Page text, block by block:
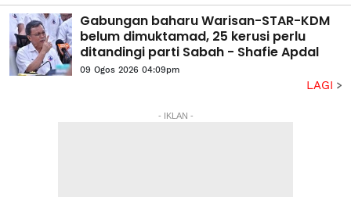
Gabungan baharu Warisan-STAR-KDM
belum dimuktamad, 25 kerusi perlu
ditandingi parti Sabah - Shafie Apdal
09 Ogos 2026 04:09pm
LAGI
- IKLAN -